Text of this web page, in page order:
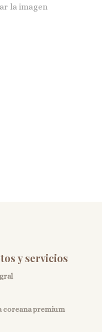
la imagen
y servicios
coreana premium